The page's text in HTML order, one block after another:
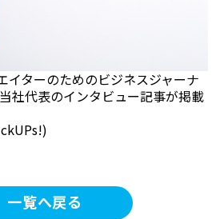
イターのためのビジネスジャーナ
当社代表のインタビュー記事が掲載
一覧へ戻る